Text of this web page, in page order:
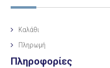
Καλάθι
Πληρωμή
Πληροφορίες